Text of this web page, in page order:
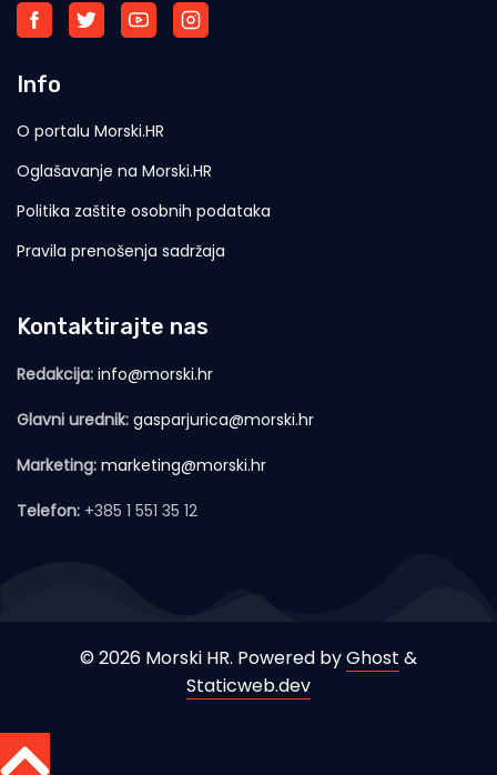
Info
O portalu Morski.HR
Oglašavanje na Morski.HR
Politika zaštite osobnih podataka
Pravila prenošenja sadržaja
Kontaktirajte nas
Redakcija: info@morski.hr
Glavni urednik: gasparjurica@morski.hr
Marketing: marketing@morski.hr
Telefon: +385 1 551 35 12
© 2026 Morski HR. Powered byGhost &
Staticweb.dev